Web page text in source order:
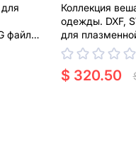
файлы
Коллекция
одежды. DXF,
для
резки
$ 320.50